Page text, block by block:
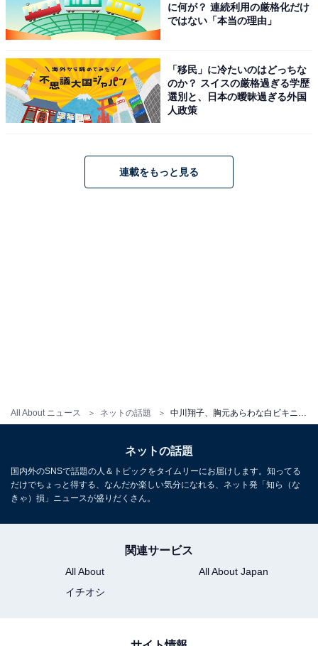
All About ニュース ネットの話題
に何が？ 連続利用の厳格化だけ
ではない「本当の理由」
「移民」に冷たいのはどっちな
のか？ スイスの厳格過ぎる学歴
選別と、日本の曖昧過ぎる外国
人政策
連載をもっと見る
ネットの話題
国内外のSNSで話題の人＆トピックをタイムリーにお届けします。知ってる
だけでちょっと得する、なんだか楽しい気分になれる、ネット発「知ら（な
きゃ）損」ニュースが盛りだくさん。
関連サービス
All About
All About Japan
イチオシ